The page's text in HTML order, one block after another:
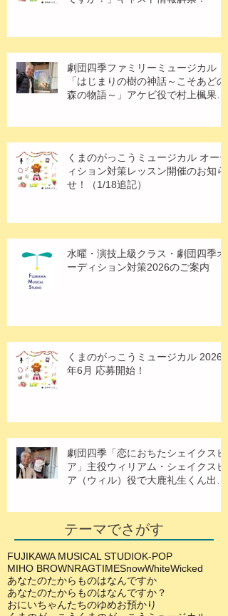
劇団四季ファミリーミュージカル
「はじまりの樹の神話～こそあどの
森の物語～」アケビ役で村上楓果さ
くまのがっこうミュージカル オーデ
ィション対策レッスン開催のお知ら
せ！（1/18追記）
水曜・演技上級クラス・劇団四季オ
ーディション対策2026のご案内
くまのがっこうミュージカル 2026
年6月 応募開始！
劇団四季「恋におちたシェイクスピ
ア」主役ウィリアム・シェイクスピ
ア（ウィル）役で大鹿礼生くん出
テーマでさがす
FUJIKAWA MUSICAL STUDIOK-POP
MIHO BROWNRAGTIMESnowWhiteWicked
あなたのたからものはなんですか
あなたのたからものはなんですか？
おにいちゃんたちのゆめお預かり